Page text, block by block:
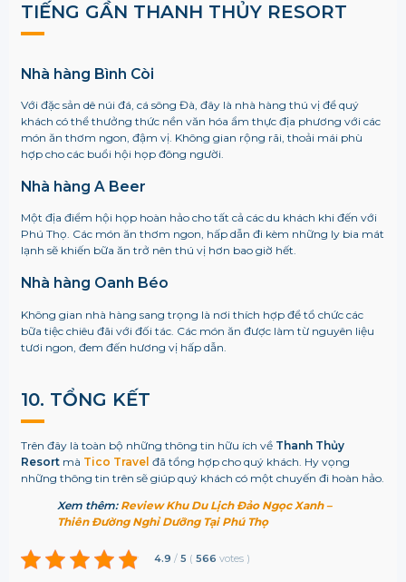
TIẾNG GẦN THANH THỦY RESORT
Nhà hàng Bình Còi
Với đặc sản dê núi đá, cá sông Đà, đây là nhà hàng thú vị để quý
khách có thể thưởng thức nền văn hóa ẩm thực địa phương với các
món ăn thơm ngon, đậm vị. Không gian rộng rãi, thoải mái phù
hợp cho các buổi hội họp đông người.
Nhà hàng A Beer
Một địa điểm hội họp hoàn hảo cho tất cả các du khách khi đến với
Phú Thọ. Các món ăn thơm ngon, hấp dẫn đi kèm những ly bia mát
lạnh sẽ khiến bữa ăn trở nên thú vị hơn bao giờ hết.
Nhà hàng Oanh Béo
Không gian nhà hàng sang trọng là nơi thích hợp để tổ chức các
bữa tiệc chiêu đãi với đối tác. Các món ăn được làm từ nguyên liệu
tươi ngon, đem đến hương vị hấp dẫn.
10. TỔNG KẾT
Trên đây là toàn bộ những thông tin hữu ích về Thanh Thủy
Resort mà Tico Travel đã tổng hợp cho quý khách. Hy vọng
những thông tin trên sẽ giúp quý khách có một chuyến đi hoàn hảo.
Xem thêm: Review Khu Du Lịch Đảo Ngọc Xanh –
Thiên Đường Nghỉ Dưỡng Tại Phú Thọ
4.9 / 5 ( 566 votes )